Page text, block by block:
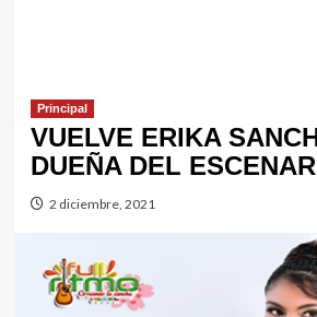
Principal
VUELVE ERIKA
DUEÑA DEL
2 diciembre, 2021